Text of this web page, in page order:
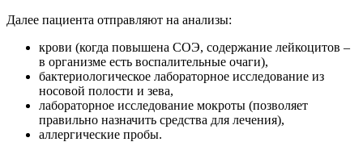
Далее пациента отправляют на анализы:
крови (когда повышена СОЭ, содержание лейкоцитов –
в организме есть воспалительные очаги),
бактериологическое лабораторное исследование из
носовой полости и зева,
лабораторное исследование мокроты (позволяет
правильно назначить средства для лечения),
аллергические пробы.